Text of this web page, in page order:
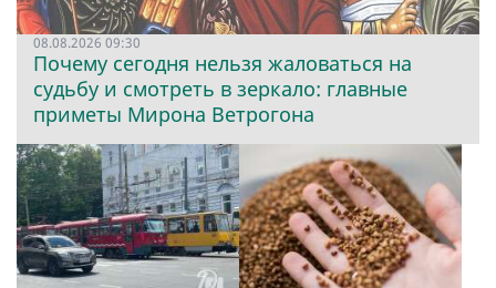
08.08.2026 09:30
Почему сегодня нельзя жаловаться на
судьбу и смотреть в зеркало: главные
приметы Мирона Ветрогона